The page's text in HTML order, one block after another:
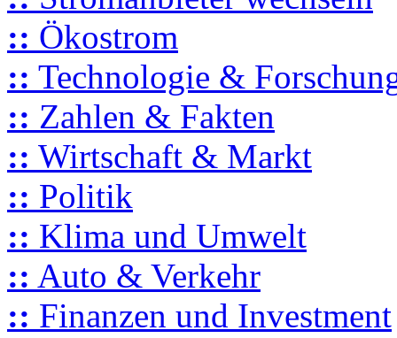
:: Ökostrom
:: Technologie &
:: Zahlen & Fakten
:: Wirtschaft & Markt
:: Politik
:: Klima und Umwelt
:: Auto & Verkehr
:: Finanzen und Investment